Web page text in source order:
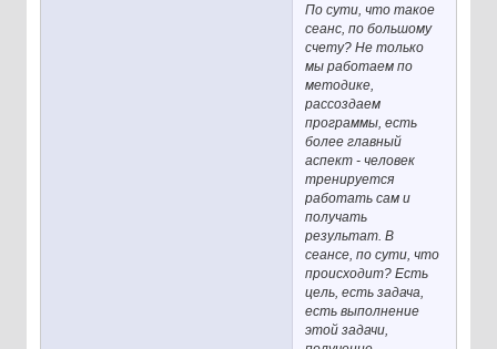
По сути, что такое
сеанс, по большому
счету? Не только
мы работаем по
методике,
рассоздаем
программы, есть
более главный
аспект - человек
тренируется
работать сам и
получать
результат. В
сеансе, по сути, что
происходит? Есть
цель, есть задача,
есть выполнение
этой задачи,